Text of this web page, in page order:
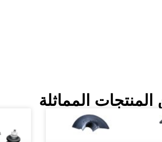
المماثلة